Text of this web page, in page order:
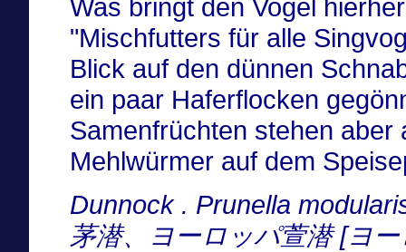
Was bringt den Vogel
"Mischfutters für alle
Blick auf den dünnen
ein paar Haferflocken
Samenfrüchten stehen
Mehlwürmer auf dem
Dunnock . Prunella
茅潜、ヨーロッパ萱潜 [ヨ